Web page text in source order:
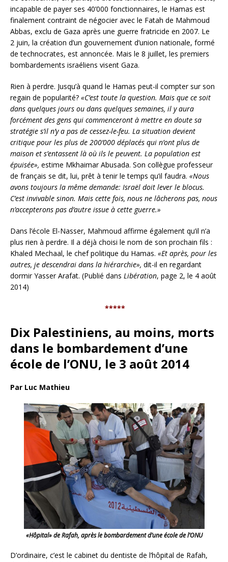
incapable de payer ses 40’000 fonctionnaires, le Hamas est
finalement contraint de négocier avec le Fatah de Mahmoud
Abbas, exclu de Gaza après une guerre fratricide en 2007. Le
2 juin, la création d’un gouvernement d’union nationale, formé
de technocrates, est annoncée. Mais le 8 juillet, les premiers
bombardements israéliens visent Gaza.
Rien à perdre. Jusqu’à quand le Hamas peut-il compter sur son
regain de popularité? «C’est toute la question. Mais que ce soit
dans quelques jours ou dans quelques semaines, il y aura
forcément des gens qui commenceront à mettre en doute sa
stratégie s’il n’y a pas de cessez-le-feu. La situation devient
critique pour les plus de 200’000 déplacés qui n’ont plus de
maison et s’entassent là où ils le peuvent. La population est
épuisée», estime Mkhaimar Abusada. Son collègue professeur
de français se dit, lui, prêt à tenir le temps qu’il faudra. «Nous
avons toujours la même demande: Israël doit lever le blocus.
C’est invivable sinon. Mais cette fois, nous ne lâcherons pas, nous
n’accepterons pas d’autre issue à cette guerre.»
Dans l’école El-Nasser, Mahmoud affirme également qu’il n’a
plus rien à perdre. Il a déjà choisi le nom de son prochain fils :
Khaled Mechaal, le chef politique du Hamas. «Et après, pour les
autres, je descendrai dans la hiérarchie», dit-il en regardant
dormir Yasser Arafat. (Publié dans Libération, page 2, le 4 août
2014)
*****
Dix Palestiniens, au moins, morts
dans le bombardement d’une
école de l’ONU, le 3 août 2014
Par Luc Mathieu
«Hôpital» de Rafah, après le bombardement d’une école de l’ONU
D’ordinaire, c’est le cabinet du dentiste de l’hôpital de Rafah,